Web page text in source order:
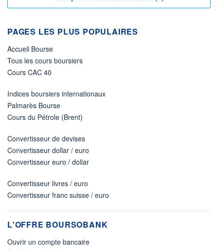
PAGES LES PLUS POPULAIRES
Accueil Bourse
Tous les cours boursiers
Cours CAC 40
Indices boursiers internationaux
Palmarès Bourse
Cours du Pétrole (Brent)
Convertisseur de devises
Convertisseur dollar / euro
Convertisseur euro / dollar
Convertisseur livres / euro
Convertisseur franc suisse / euro
L'OFFRE BOURSOBANK
Ouvrir un compte bancaire